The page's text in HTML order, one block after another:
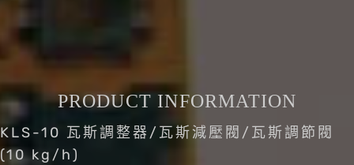
PRODUCT INFORMATION
KLS-10 瓦斯調整器/瓦斯減壓閥/瓦斯調節閥
(10 kg/h)